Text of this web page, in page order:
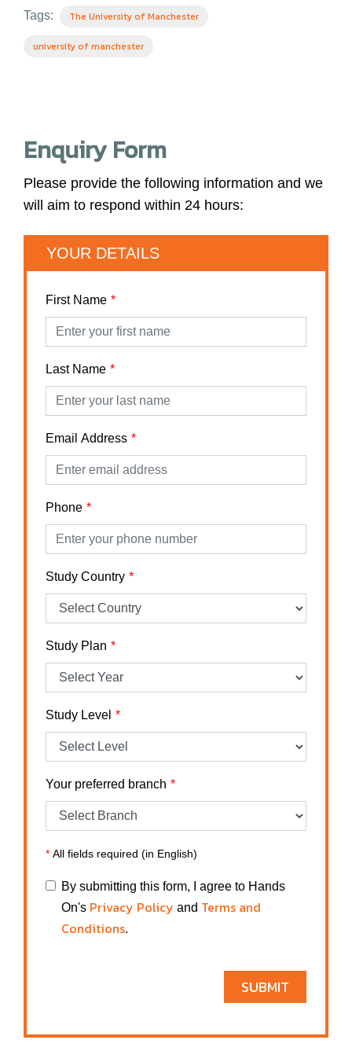
Tags: The University of Manchester
university of manchester
Enquiry Form
Please provide the following information and we
will aim to respond within 24 hours:
YOUR DETAILS
First Name
Last Name
Email Address
Phone
Study Country
Study Plan
Study Level
Your preferred branch
* All fields required (in English)
By submitting this form, I agree to Hands
On's Privacy Policy and Terms and
Conditions.
SUBMIT